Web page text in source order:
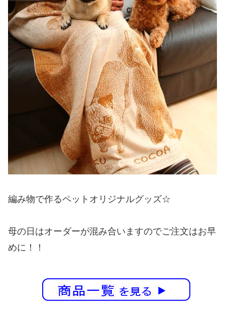
編み物で作るペットオリジナルグッズ☆
母の日はオーダーが混み合いますのでご注文はお早
めに！！